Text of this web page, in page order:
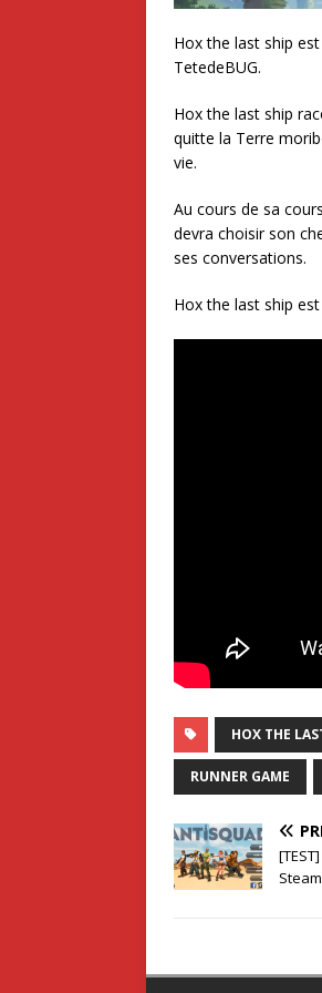
Hox the last ship
TetedeBUG.
Hox the last ship
quitte la Terre
vie.
Au cours de sa
devra choisir son
ses conversations.
Hox the last ship
HOX THE
RUNNER GAME
Steam